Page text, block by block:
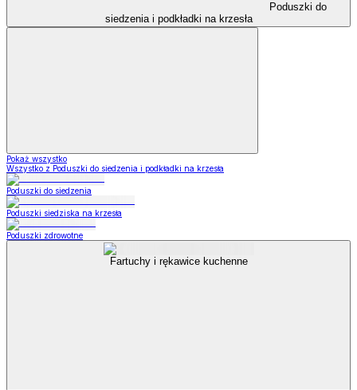
Poduszki do
siedzenia i podkładki na krzesła
Pokaż wszystko
Wszystko z Poduszki do siedzenia i podkładki na krzesła
Poduszki do siedzenia
Poduszki siedziska na krzesła
Poduszki zdrowotne
Fartuchy i rękawice kuchenne